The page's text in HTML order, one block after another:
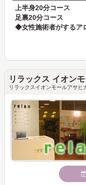
上半身20分コース
足裏20分コース
リラックス イオン
リラックスイオンモールアサヒ